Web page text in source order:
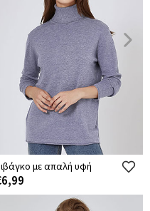
με απαλή υφή